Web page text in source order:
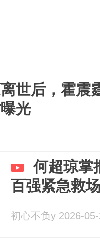
世后，霍震
光
何超琼掌
百强紧急救
初心不负y 2026-